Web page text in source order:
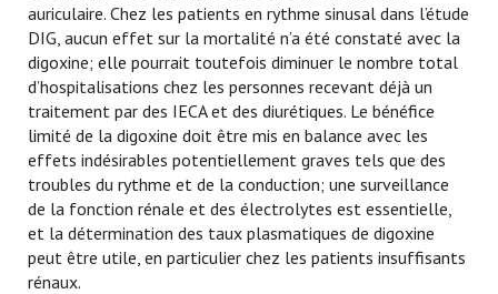
auriculaire. Chez les patients en rythme sinusal dans l’étude
DIG, aucun effet sur la mortalité n’a été constaté avec la
digoxine; elle pourrait toutefois diminuer le nombre total
d’hospitalisations chez les personnes recevant déjà un
traitement par des IECA et des diurétiques. Le bénéfice
limité de la digoxine doit être mis en balance avec les
effets indésirables potentiellement graves tels que des
troubles du rythme et de la conduction; une surveillance
de la fonction rénale et des électrolytes est essentielle,
et la détermination des taux plasmatiques de digoxine
peut être utile, en particulier chez les patients insuffisants
rénaux.